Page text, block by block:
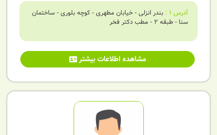
آدرس 1
: بندر انزلی - خیابان مطهری - کوچه بلوری - ساختمان
سنا - طبقه 2 - مطب دکتر فخر
مشاهده اطلاعات بیشتر